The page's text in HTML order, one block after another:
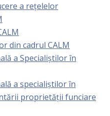
a rețelelor
din cadrul CALM
a Specialiștilor în
a specialiştilor în
proprietăţii funciare